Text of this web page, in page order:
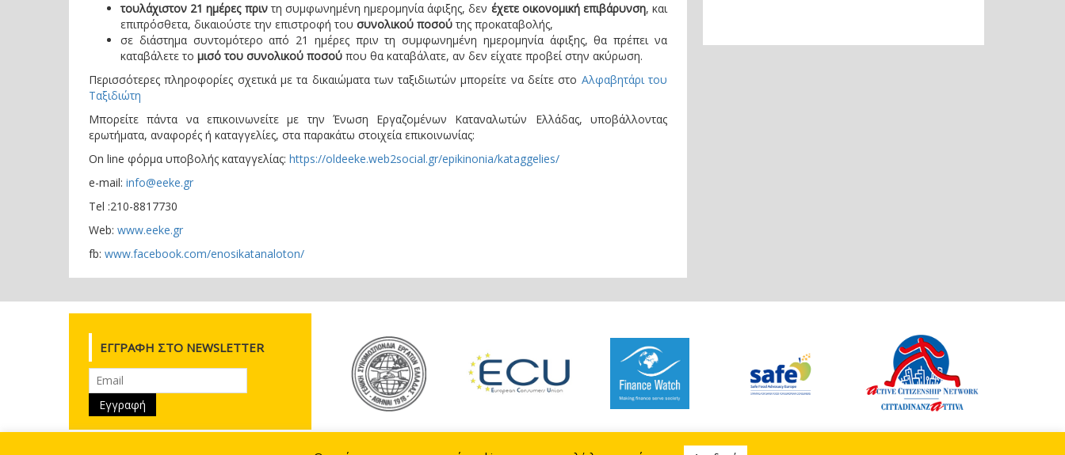
τουλάχιστον 21 ημέρες πριντη συμφωνημένη ημερομηνία άφιξης, δεν έχετε οικονομική επιβάρυνση, και
επιπρόσθετα, δικαιούστε την επιστροφή του συνολικού ποσού της προκαταβολής,
σε διάστημα συντομότερο από 21 ημέρες πριν τη συμφωνημένη ημερομηνία άφιξης, θα πρέπει να
καταβάλετε το μισό του συνολικού ποσού που θα καταβάλατε, αν δεν είχατε προβεί στην ακύρωση.
Περισσότερες πληροφορίες σχετικά με τα δικαιώματα των ταξιδιωτών μπορείτε να δείτε στο Αλφαβητάρι του
Ταξιδιώτη
Μπορείτε πάντα να επικοινωνείτε με την Ένωση Εργαζομένων Καταναλωτών Ελλάδας, υποβάλλοντας
ερωτήματα, αναφορές ή καταγγελίες, στα παρακάτω στοιχεία επικοινωνίας:
On line φόρμα υποβολής καταγγελίας: https://oldeeke.web2social.gr/epikinonia/kataggelies/
e-mail: info@eeke.gr
Τel :210-8817730
Web: www.eeke.gr
fb: www.facebook.com/enosikatanaloton/
ΕΓΓΡΑΦΉ ΣΤΟ NEWSLETTER